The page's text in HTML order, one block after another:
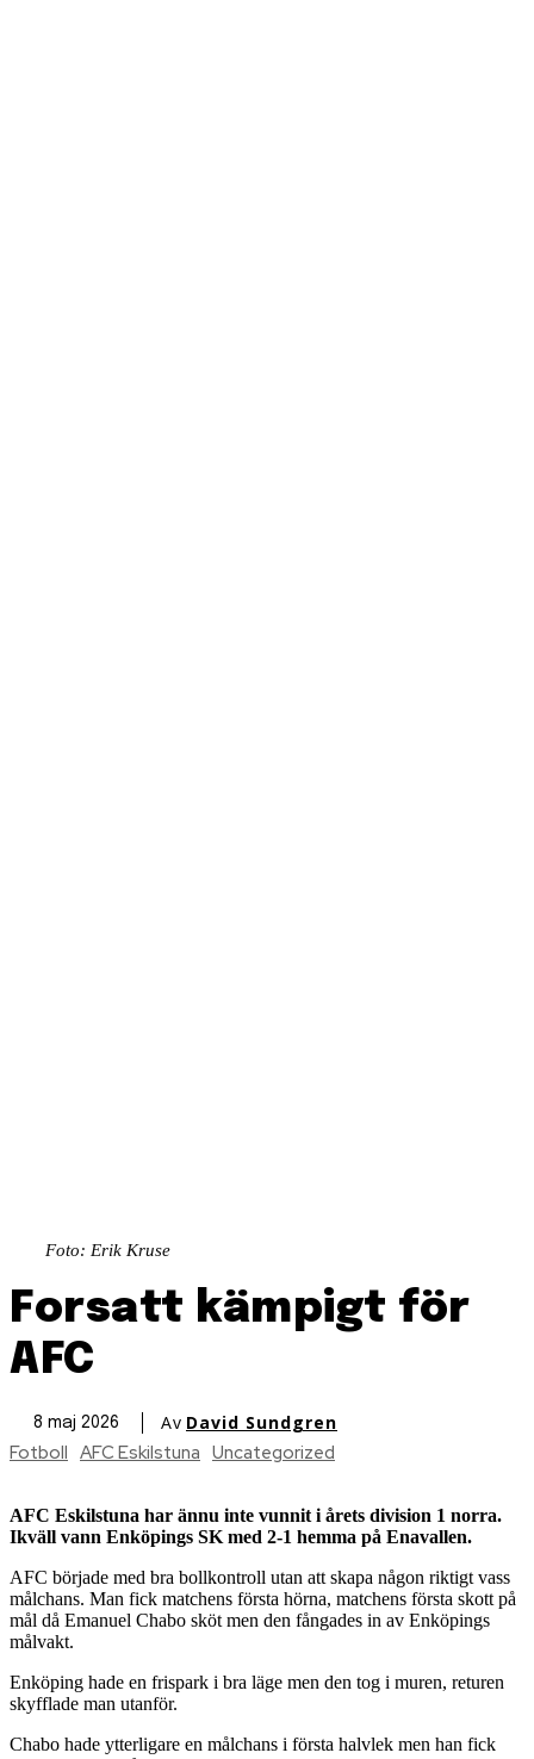
Foto: Erik Kruse
Forsatt kämpigt för
AFC
8 maj 2026 Av David Sundgren
Fotboll AFC Eskilstuna Uncategorized
AFC Eskilstuna har ännu inte vunnit i årets division 1 norra.
Ikväll vann Enköpings SK med 2-1 hemma på Enavallen.
AFC började med bra bollkontroll utan att skapa någon riktigt vass
målchans. Man fick matchens första hörna, matchens första skott på
mål då Emanuel Chabo sköt men den fångades in av Enköpings
målvakt.
Enköping hade en frispark i bra läge men den tog i muren, returen
skyfflade man utanför.
Chabo hade ytterligare en målchans i första halvlek men han fick